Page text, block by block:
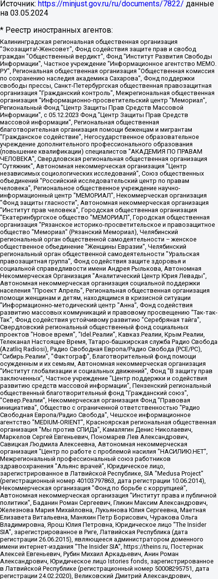
Источник: https://minjust.gov.ru/ru/documents/7822/ данные
на 03.05.2024
* Реестр иностранных агентов:
Калининградская региональная общественная организация "Экозащита!-Женсовет", Фонд содействия защите прав и свобод граждан "Общественный вердикт", Фонд "Институт Развития Свободы Информации", Частное учреждение "Информационное агентство МЕМО. РУ", Региональная общественная организация "Общественная комиссия по сохранению наследия академика Сахарова", Фонд поддержки свободы прессы, Санкт-Петербургская общественная правозащитная организация "Гражданский контроль", Межрегиональная общественная организация "Информационно-просветительский центр "Мемориал", Региональный Фонд "Центр Защиты Прав Средств Массовой Информации", с 05.12.2023 Фонд "Центр Защиты Прав Средств массовой информации", Региональная общественная благотворительная организация помощи беженцам и мигрантам "Гражданское содействие", Негосударственное образовательное учреждение дополнительного профессионального образования (повышение квалификации) специалистов "АКАДЕМИЯ ПО ПРАВАМ ЧЕЛОВЕКА", Свердловская региональная общественная организация "Сутяжник", Автономная некоммерческая организация "Центр независимых социологических исследований", Союз общественных объединений "Российский исследовательский центр по правам человека", Региональное общественное учреждение научно-информационный центр "МЕМОРИАЛ", Некоммерческая организация "Фонд защиты гласности", Автономная некоммерческая организация "Институт прав человека", Городская общественная организация "Екатеринбургское общество "МЕМОРИАЛ", Городская общественная организация "Рязанское историко-просветительское и правозащитное общество "Мемориал" (Рязанский Мемориал), Челябинский региональный орган общественной самодеятельности – женское общественное объединение "Женщины Евразии", Челябинский региональный орган общественной самодеятельности "Уральская правозащитная группа", Фонд содействия защите здоровья и социальной справедливости имени Андрея Рылькова, Автономная Некоммерческая Организация "Аналитический Центр Юрия Левады", Автономная некоммерческая организация социальной поддержки населения "Проект Апрель", Региональная общественная организация помощи женщинам и детям, находящимся в кризисной ситуации "Информационно-методический центр "Анна", Фонд содействия развитию массовых коммуникаций и правовому просвещению "Так-так-Так", Фонд содействия устойчивому развитию "Серебряная тайга", Свердловский региональный общественный фонд социальных проектов "Новое время", "Idel.Реалии", Кавказ.Реалии, Крым.Реалии, Телеканал Настоящее Время, Татаро-башкирская служба Радио Свобода (Azatliq Radiosi), Радио Свободная Европа/Радио Свобода (PCE/PC), "Сибирь.Реалии", "Фактограф", Благотворительный фонд помощи осужденным и их семьям, Автономная некоммерческая организация "Институт глобализации и социальных движений", Фонд "В защиту прав заключенных", Частное учреждение "Центр поддержки и содействия развитию средств массовой информации", Пензенский региональный общественный благотворительный фонд "Гражданский союз", "Север.Реалии", Некоммерческая организация Фонд "Правовая инициатива", Общество с ограниченной ответственностью "Радио Свободная Европа/Радио Свобода", Чешское информационное агентство "MEDIUM-ORIENT", Красноярская региональная общественная организация "Мы против СПИДа", Камалягин Денис Николаевич, Маркелов Сергей Евгеньевич, Пономарев Лев Александрович, Савицкая Людмила Алексеевна, Автономная некоммерческая организация "Центр по работе с проблемой насилия "НАСИЛИЮ.НЕТ", Межрегиональный профессиональный союз работников здравоохранения "Альянс врачей", Юридическое лицо, зарегистрированное в Латвийской Республике, SIA "Medusa Project" (регистрационный номер 40103797863, дата регистрации 10.06.2014), Некоммерческая организация "Фонд по борьбе с коррупцией", Автономная некоммерческая организация "Институт права и публичной политики", Баданин Роман Сергеевич, Гликин Максим Александрович, Железнова Мария Михайловна, Лукьянова Юлия Сергеевна, Маетная Елизавета Витальевна, Маняхин Петр Борисович, Чуракова Ольга Владимировна, Ярош Юлия Петровна, Юридическое лицо "The Insider SIA", зарегистрированное в Риге, Латвийская Республика (дата регистрации 26.06.2015), являющееся администратором доменного имени интернет-издания "The Insider SIA", https://theins.ru, Постернак Алексей Евгеньевич, Рубин Михаил Аркадьевич, Анин Роман Александрович, Юридическое лицо Istories fonds, зарегистрированное в Латвийской Республике (регистрационный номер 50008295751, дата регистрации 24.02.2020), Великовский Дмитрий Александрович, Долинина Ирина Николаевна, Мароховская Алеся Алексеевна, Шлейнов Роман Юрьевич, Шмагун Олеся Валентиновна, Общество с ограниченной ответственностью "Альтаир 2021", Общество с ограниченной ответственностью "Вега 2021", Общество с ограниченной ответственностью "Главный редактор 2021", Общество с ограниченной ответственностью "Ромашки монолит", Важенков Артем Валерьевич, Ивановская областная общественная организация "Центр гендерных исследований", Гурман Юрий Альбертович, Медиапроект "ОВД-Инфо", Егоров Владимир Владимирович, Жилинский Владимир Александрович, Общество с ограниченной ответственностью "ЗП", Иванова София Юрьевна, Карезина Инна Павловна, Кильтау Екатерина Викторовна, Петров Алексей Викторович, Пискунов Сергей Евгеньевич, Смирнов Сергей Сергеевич, Тихонов Михаил Сергеевич, Общество с ограниченной ответственностью "ЖУРНАЛИСТ-ИНОСТРАННЫЙ АГЕНТ", Арапова Галина Юрьевна, Вольтская Татьяна Анатольевна, Американская компания "Mason G.E.S. Anonymous Foundation" (США), являющаяся владельцем интернет-издания https://mnews.world/, Компания "Stichting Bellingcat", зарегистрированная в Нидерландах (дата регистрации 11.07.2018), Захаров Андрей Вячеславович, Клепиковская Екатерина Дмитриевна, Общество с ограниченной ответственностью "МЕМО", Перл Роман Александрович, Симонов Евгений Алексеевич, Соловьева Елена Анатольевна, Сотников Даниил Владимирович, Сурначева Елизавета Дмитриевна, Автономная некоммерческая организация по защите прав человека и информированию населения "Якутия – Наше Мнение", Общество с ограниченной ответственностью "Москоу диджитал медиа", с 26.01.2023 Общество с ограниченной ответственностью "Чайка Белые сады", Ветошкина Валерия Валерьевна, Заговора Максим Александрович, Межрегиональное общественное движение "Российская ЛГБТ - сеть", Оленичев Максим Владимирович, Павлов Иван Юрьевич, Скворцова Елена Сергеевна, Общество с ограниченной ответственностью "Как бы инагент", Кочетков Игорь Викторович, Общество с ограниченной ответственностью "Честные выборы", Еланчик Олег Александрович, Общество с ограниченной ответственностью "Нобелевский призыв", Гималова Регина Эмилевна, Григорьев Андрей Валерьевич, Григорьева Алина Александровна, Ассоциация по содействию защите прав призывников, альтернативнослужащих и военнослужащих "Правозащитная группа "Гражданин.Армия.Право", Хисамова Регина Фаритовна, Автономная некоммерческая организация по реализации социально-правовых программ "Лилит", Дальневосточное общественное движение "Маяк", Санкт-Петербургская ЛГБТ-инициативная группа "Выход", Инициативная группа ЛГБТ+ "Реверс", Алексеев Андрей Викторович, Бекбулатова Таисия Львовна, Беляев Иван Михайлович, Владыкина Елена Сергеевна, Гельман Марат Александрович, Никульшина Вероника Юрьевна, Толоконникова Надежда Андреевна, Шендерович Виктор Анатольевич, Общество с ограниченной ответственностью "Данное сообщение", Общество с ограниченной ответственностью Издательский дом "Новая глава", Айнбиндер Александра Александровна, Московский комьюнити-центр для ЛГБТ+инициатив, Благотворительный фонд развития филантропии, Deutsche Welle (Германия, Kurt-Schumacher-Strasse 3, 53113 Bonn), Борзунова Мария Михайловна, Воробьев Виктор Викторович, Голубева Анна Львовна, Константинова Алла Михайловна, Малкова Ирина Владимировна, Мурадов Мурад Абдулгалимович, Осетинская Елизавета Николаевна, Понасенков Евгений Николаевич, Ганапольский Матвей Юрьевич, Киселев Евгений Алексеевич, Борухович Ирина Григорьевна, Дремин Иван Тимофеевич, Дубровский Дмитрий Викторович, Красноярская региональная общественная организация поддержки и развития альтернативных образовательных технологий и межкультурных коммуникаций "ИНТЕРРА", Маяковская Екатерина Алексеевна, Фейгин Марк Захарович, Филимонов Андрей Викторович, Дзугкоева Регина Николаевна, Доброхотов Роман Александрович, Дудь Юрий Александрович, Елкин Сергей Владимирович, Кругликов Кирилл Игоревич, Сабунаева Мария Леонидовна, Семенов Алексей Владимирович, Шаинян Карен Багратович, Шульман Екатерина Михайловна, Асафьев Артур Валерьевич, Вахштайн Виктор Семенович, Венедиктов Алексей Алексеевич, Лушникова Екатерина Евгеньевна, Волков Леонид Михайлович, Невзоров Александр Глебович, Пархоменко Сергей Борисович, Сироткин Ярослав Николаевич, Кара-Мурза Владимир Владимирович, Баранова Наталья Владимировна, Гозман Леонид Яковлевич, Кагарлицкий Борис Юльевич, Климарев Михаил Валерьевич, Милов Владимир Станиславович, Автономная некоммерческая организация Краснодарский центр современного искусства "Типография", Моргенштерн Алишер Тагирович, Соболь Любовь Эдуардовна, Общество с ограниченной ответственностью "ЛИЗА НОРМ", Каспаров Гарри Кимович, Ходорковский Михаил Борисович, Общество с ограниченной ответственностью "Апрельские тезисы", Данилович Ирина Брониславовна, Кашин Олег Владимирович, Петров Николай Владимирович, Пивоваров Алексей Владимирович, Соколов Михаил Владимирович, Цветкова Юлия Владимировна, Чичваркин Евгений Александрович, Комитет против пыток/Команда против пыток, Общество с ограниченной ответственностью "Первый научный", Общество с ограниченной ответственностью "Вертолет и ко", Белоцерковская Вероника Борисовна, Кац Максим Евгеньевич, Лазарева Татьяна Юрьевна, Шаведдинов Руслан Табризович, Яшин Илья Валерьевич, Общество с ограниченной ответственностью "Иноагент ААВ", Алешковский Дмитрий Петрович, Альбац Евгения Марковна, Быков Дмитрий Львович, Галямина Юлия Евгеньевна, Лойко Сергей Леонидович, Мартынов Кирилл Константинович, Медведев Сергей Александрович, Крашенинников Федор Геннадиевич, Гордеева Катерина Вл